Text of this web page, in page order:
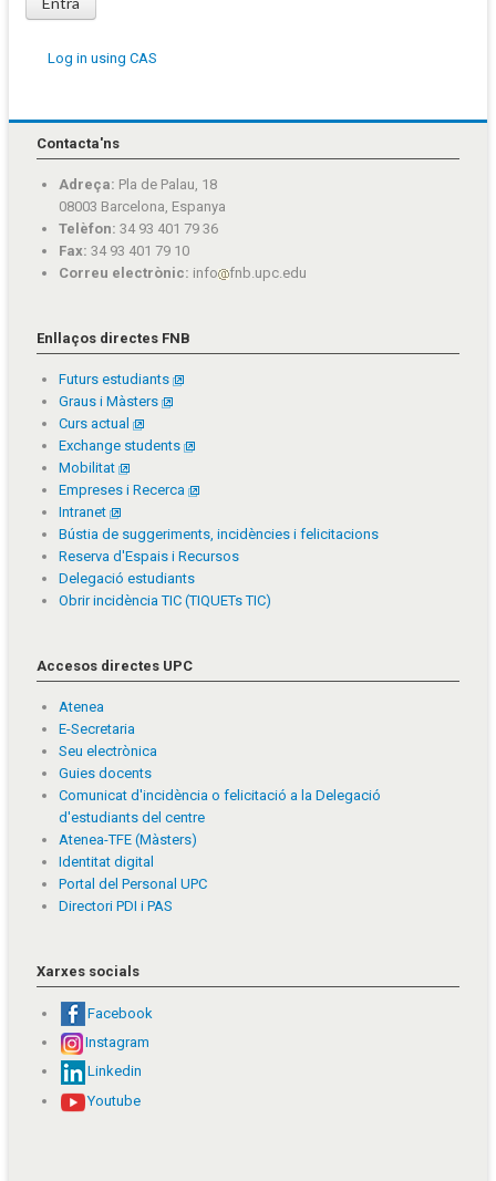
Log in using CAS
Contacta'ns
Adreça: Pla de Palau, 18
08003 Barcelona, Espanya
Telèfon: 34 93 401 79 36
Fax: 34 93 401 79 10
Correu electrònic: info fnb.upc.edu
Enllaços directes FNB
Futurs estudiants
Graus i Màsters
Curs actual
Exchange students
Mobilitat
Empreses i Recerca
Intranet
Bústia de suggeriments, incidències i felicitacions
Reserva d'Espais i Recursos
Delegació estudiants
Obrir incidència TIC (TIQUETs TIC)
Accesos directes UPC
Atenea
E-Secretaria
Seu electrònica
Guies docents
Comunicat d'incidència o felicitació a la Delegació
d'estudiants del centre
Atenea-TFE (Màsters)
Identitat digital
Portal del Personal UPC
Directori PDI i PAS
Xarxes socials
Facebook
Instagram
Linkedin
Youtube